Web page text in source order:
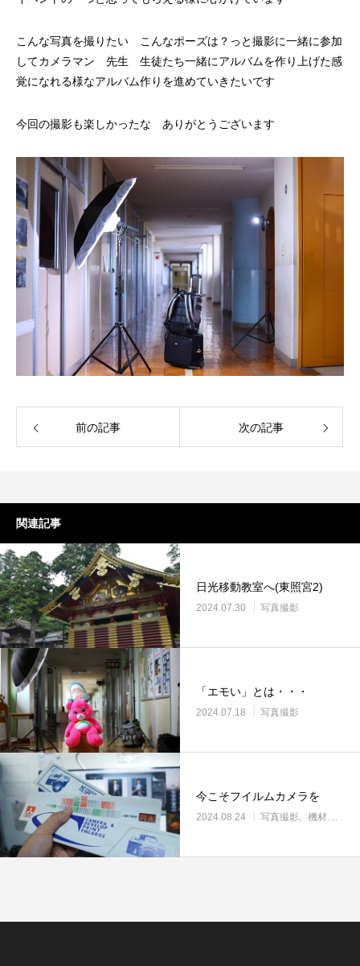
こんな写真を撮りたい こんなポーズは？っと撮影に一緒に参加
してカメラマン 先生 生徒たち一緒にアルバムを作り上げた感
覚になれる様なアルバム作りを進めていきたいです
今回の撮影も楽しかったな ありがとうございます
前の記事 次の記事
関連記事
日光移動教室へ(東照宮2)
2024.07.30 写真撮影
「エモい」とは・・・
2024.07.18 写真撮影
今こそフイルムカメラを
2024.08.24 写真撮影 機材・道具